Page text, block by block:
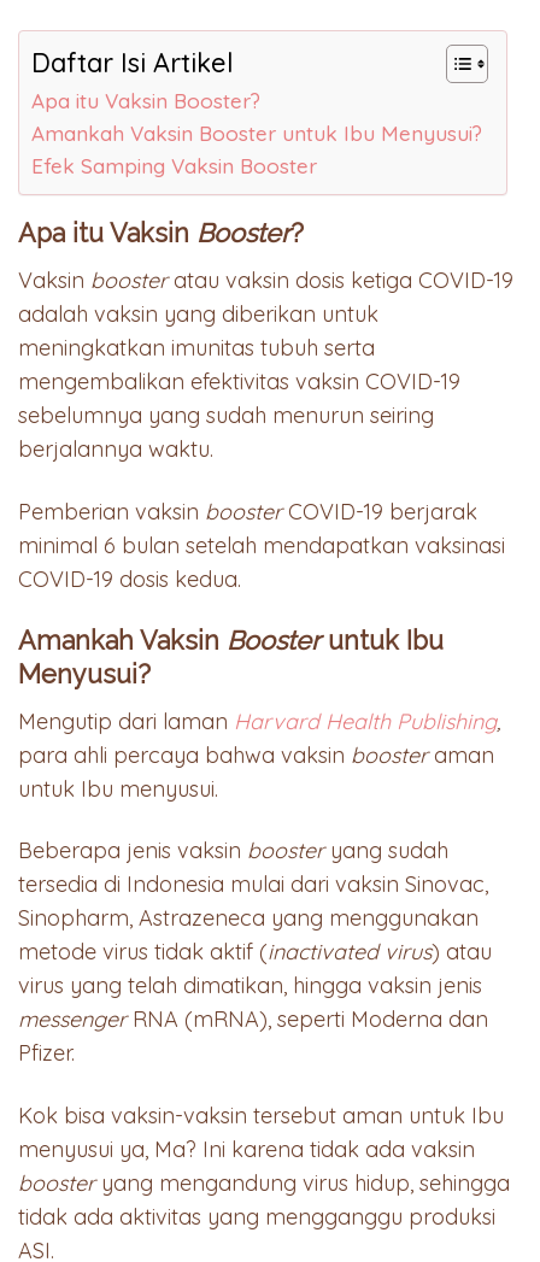
Daftar Isi Artikel
Apa itu Vaksin Booster?
Amankah Vaksin Booster untuk Ibu Menyusui?
Efek Samping Vaksin Booster
Apa itu Vaksin Booster?
Vaksin boosteratau vaksin dosis ketiga COVID-19
adalah vaksin yang diberikan untuk
meningkatkan imunitas tubuh serta
mengembalikan efektivitas vaksin COVID-19
sebelumnya yang sudah menurun seiring
berjalannya waktu.
Pemberian vaksin boosterCOVID-19 berjarak
minimal 6 bulan setelah mendapatkan vaksinasi
COVID-19 dosis kedua.
Amankah Vaksin Boosteruntuk Ibu
Menyusui?
Mengutip dari laman Harvard Health Publishing,
para ahli percaya bahwa vaksin boosteraman
untuk Ibu menyusui.
Beberapa jenis vaksin boosteryang sudah
tersedia di Indonesia mulai dari vaksin Sinovac,
Sinopharm, Astrazeneca yang menggunakan
metode virus tidak aktif (inactivated virus) atau
virus yang telah dimatikan, hingga vaksin jenis
messengerRNA (mRNA), seperti Moderna dan
Pfizer.
Kok bisa vaksin-vaksin tersebut aman untuk Ibu
menyusui ya, Ma? Ini karena tidak ada vaksin
boosteryang mengandung virus hidup, sehingga
tidak ada aktivitas yang mengganggu produksi
ASI.